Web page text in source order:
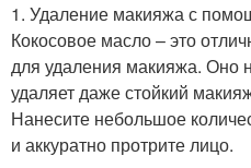
1. Удаление макияжа с
Кокосовое масло – это
для удаления макияжа. Оно
удаляет даже стойкий
Нанесите небольшое
и аккуратно протрите лицо.